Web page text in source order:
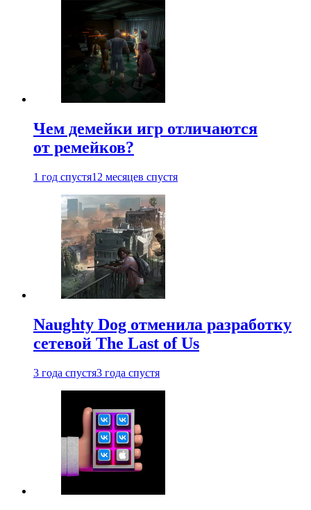
Чем демейки игр отличаются
от ремейков?
1 год спустя12 месяцев спустя
Naughty Dog отменила разработку
сетевой The Last of Us
3 года спустя3 года спустя